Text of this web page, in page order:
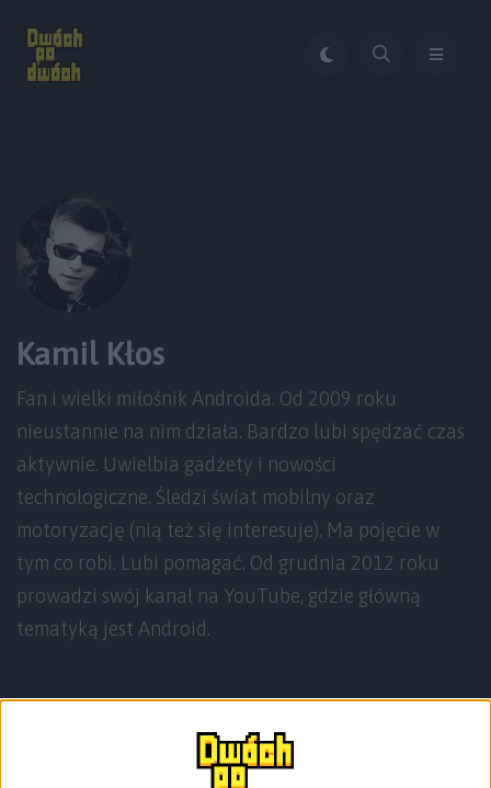
Kamil Kłos
Fan i wielki miłośnik Androida. Od 2009 roku
nieustannie na nim działa. Bardzo lubi spędzać czas
aktywnie. Uwielbia gadżety i nowości
technologiczne. Śledzi świat mobilny oraz
motoryzację (nią też się interesuje). Ma pojęcie w
tym co robi. Lubi pomagać. Od grudnia 2012 roku
prowadzi swój kanał na YouTube, gdzie główną
tematyką jest Android.